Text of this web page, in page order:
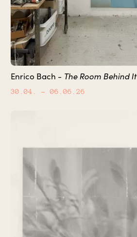
Enrico Bach - The Room Behind It
30.04. – 06.06.26